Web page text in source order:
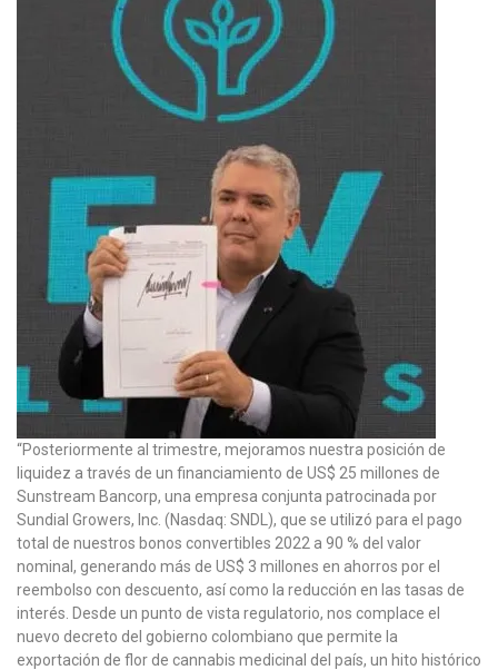
“Posteriormente al trimestre, mejoramos nuestra posición de
liquidez a través de un financiamiento de US$ 25 millones de
Sunstream Bancorp, una empresa conjunta patrocinada por
Sundial Growers, Inc. (Nasdaq: SNDL), que se utilizó para el pago
total de nuestros bonos convertibles 2022 a 90 % del valor
nominal, generando más de US$ 3 millones en ahorros por el
reembolso con descuento, así como la reducción en las tasas de
interés. Desde un punto de vista regulatorio, nos complace el
nuevo decreto del gobierno colombiano que permite la
exportación de flor de cannabis medicinal del país, un hito histórico